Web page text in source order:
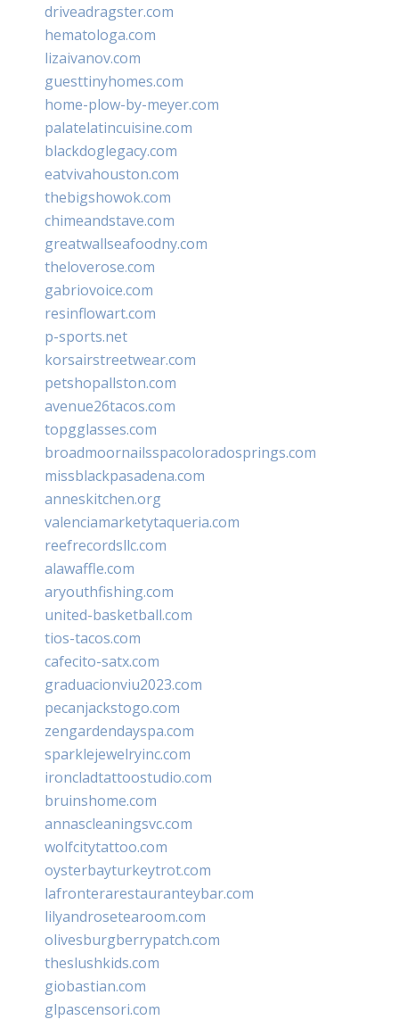
driveadragster.com
hematologa.com
lizaivanov.com
guesttinyhomes.com
home-plow-by-meyer.com
palatelatincuisine.com
blackdoglegacy.com
eatvivahouston.com
thebigshowok.com
chimeandstave.com
greatwallseafoodny.com
theloverose.com
gabriovoice.com
resinflowart.com
p-sports.net
korsairstreetwear.com
petshopallston.com
avenue26tacos.com
topgglasses.com
broadmoornailsspacoloradosprings.com
missblackpasadena.com
anneskitchen.org
valenciamarketytaqueria.com
reefrecordsllc.com
alawaffle.com
aryouthfishing.com
united-basketball.com
tios-tacos.com
cafecito-satx.com
graduacionviu2023.com
pecanjackstogo.com
zengardendayspa.com
sparklejewelryinc.com
ironcladtattoostudio.com
bruinshome.com
annascleaningsvc.com
wolfcitytattoo.com
oysterbayturkeytrot.com
lafronterarestauranteybar.com
lilyandrosetearoom.com
olivesburgberrypatch.com
theslushkids.com
giobastian.com
glpascensori.com